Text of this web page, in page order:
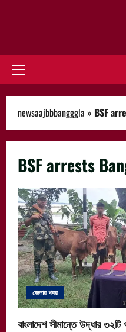
Primary
newsaajbbbangggla » BSF
BSF arrests
জেলার খবর
বাংলাদেশ সীমান্তে উদ্ধার